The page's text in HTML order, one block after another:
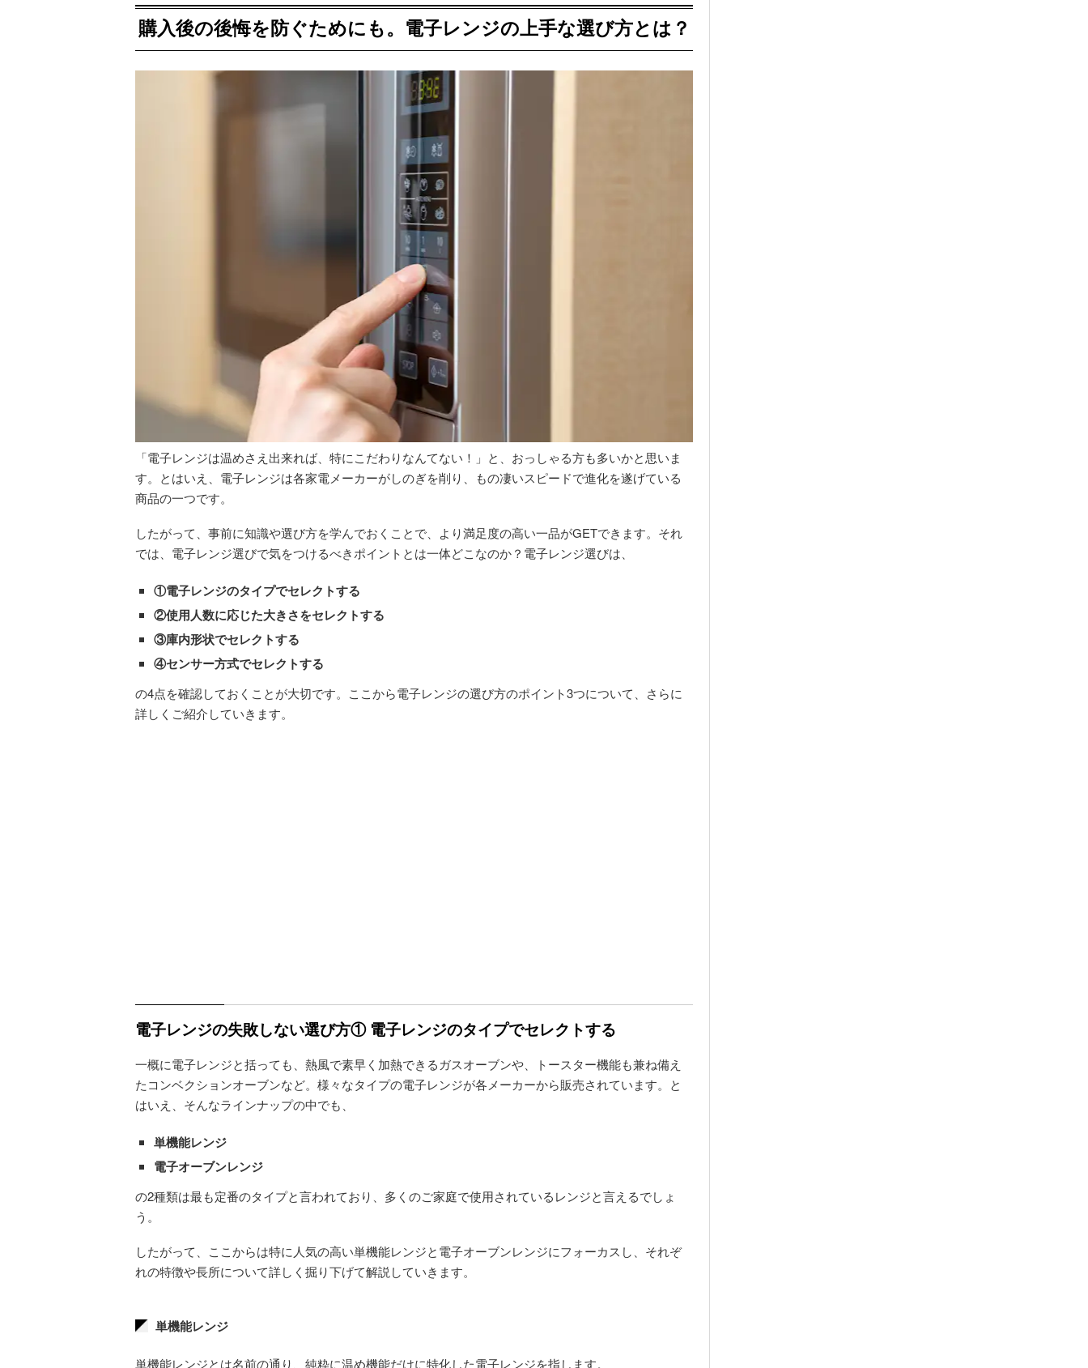
購入後の後悔を防ぐためにも。電子レンジの上手な選び方とは？
「電子レンジは温めさえ出来れば、特にこだわりなんてない！」と、おっしゃる方も多いかと思いま
す。とはいえ、電子レンジは各家電メーカーがしのぎを削り、もの凄いスピードで進化を遂げている
商品の一つです。
したがって、事前に知識や選び方を学んでおくことで、より満足度の高い一品がGETできます。それ
では、電子レンジ選びで気をつけるべきポイントとは一体どこなのか？電子レンジ選びは、
①電子レンジのタイプでセレクトする
②使用人数に応じた大きさをセレクトする
③庫内形状でセレクトする
④センサー方式でセレクトする
の4点を確認しておくことが大切です。ここから電子レンジの選び方のポイント3つについて、さらに
詳しくご紹介していきます。
電子レンジの失敗しない選び方① 電子レンジのタイプでセレクトする
一概に電子レンジと括っても、熱風で素早く加熱できるガスオーブンや、トースター機能も兼ね備え
たコンベクションオーブンなど。様々なタイプの電子レンジが各メーカーから販売されています。と
はいえ、そんなラインナップの中でも、
単機能レンジ
電子オーブンレンジ
の2種類は最も定番のタイプと言われており、多くのご家庭で使用されているレンジと言えるでしょ
う。
したがって、ここからは特に人気の高い単機能レンジと電子オーブンレンジにフォーカスし、それぞ
れの特徴や長所について詳しく掘り下げて解説していきます。
単機能レンジ
単機能レンジとは名前の通り、純粋に温め機能だけに特化した電子レンジを指します。